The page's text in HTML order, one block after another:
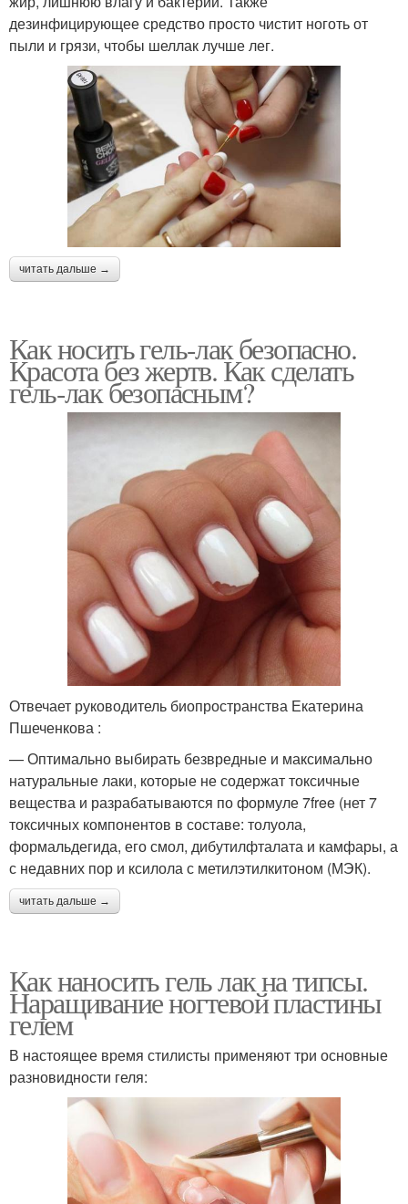
дезинфицирующее средство просто чистит ноготь от
пыли и грязи, чтобы шеллак лучше лег.
читать дальше →
Как носить гель-лак безопасно.
Красота без жертв. Как сделать
гель-лак безопасным?
Отвечает руководитель биопространства Екатерина
Пшеченкова :
— Оптимально выбирать безвредные и максимально
натуральные лаки, которые не содержат токсичные
вещества и разрабатываются по формуле 7free (нет 7
токсичных компонентов в составе: толуола,
формальдегида, его смол, дибутилфталата и камфары, а
с недавних пор и ксилола с метилэтилкитоном (МЭК).
читать дальше →
Как наносить гель лак на типсы.
Наращивание ногтевой пластины
гелем
В настоящее время стилисты применяют три основные
разновидности геля: